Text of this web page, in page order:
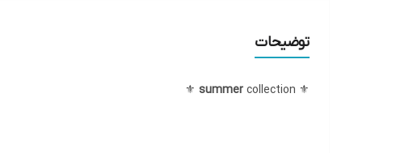
توضیحات
⚜
summer collection ⚜